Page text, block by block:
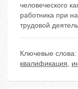
человеческого
работника при
трудовой
Ключевые слова:
квалификация,